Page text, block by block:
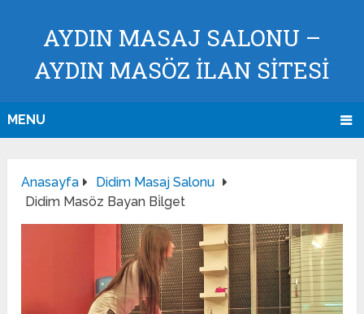
AYDIN MASAJ SALONU –
AYDIN MASÖZ İLAN SİTESİ
MENU
Anasayfa
Didim Masaj Salonu
Didim Masöz Bayan Bi̇lget